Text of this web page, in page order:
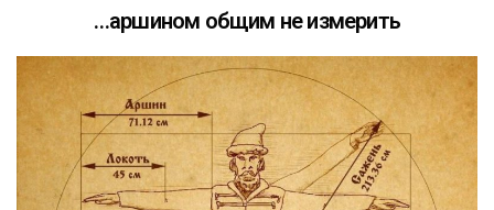
…аршином общим не измерить